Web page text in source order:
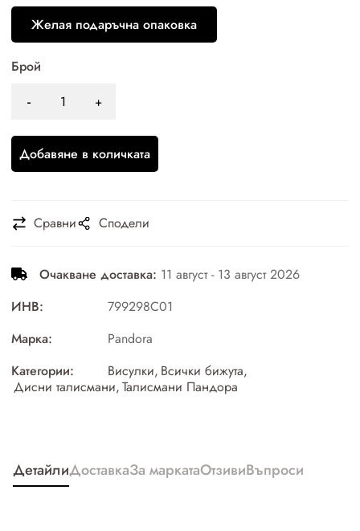
Желая подаръчна опаковка
Брой
Добавяне в количката
Сравни Сподели
Очакване доставка: 11 август - 13 август 2026
ИНВ:
799298C01
Марка:
Pandora
Категории:
Висулки, Всички бижута,
Дисни талисмани,Талисмани Пандора
ДетайлиДоставкаЗа маркатаОтзивиВъпроси